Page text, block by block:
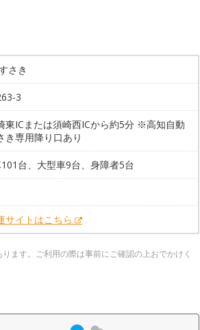
さき
3
東ICまたは須崎西ICから約5分 ※高知自動
き専用降り口あり
台、大型車9台、身障者5台
サイトはこちら
ます。ご利用の際は事前にご確認の上おでかけく